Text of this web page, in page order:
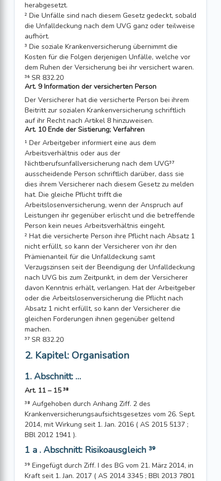
herabgesetzt.
² Die Unfälle sind nach diesem Gesetz gedeckt, sobald
die Unfalldeckung nach dem UVG ganz oder teilweise
aufhört.
³ Die soziale Krankenversicherung übernimmt die
Kosten für die Folgen derjenigen Unfälle, welche vor
dem Ruhen der Versicherung bei ihr versichert waren.
³⁶ SR 832.20
Art. 9 Information der versicherten Person
Der Versicherer hat die versicherte Person bei ihrem
Beitritt zur sozialen Krankenversicherung schriftlich
auf ihr Recht nach Artikel 8 hinzuweisen.
Art. 10 Ende der Sistierung; Verfahren
¹ Der Arbeitgeber informiert eine aus dem
Arbeitsverhältnis oder aus der
Nichtberufsunfallversicherung nach dem UVG³⁷
ausscheidende Person schriftlich darüber, dass sie
dies ihrem Versicherer nach diesem Gesetz zu melden
hat. Die gleiche Pflicht trifft die
Arbeitslosenversicherung, wenn der Anspruch auf
Leistungen ihr gegenüber erlischt und die betreffende
Person kein neues Arbeitsverhältnis eingeht.
² Hat die versicherte Person ihre Pflicht nach Absatz 1
nicht erfüllt, so kann der Versicherer von ihr den
Prämienanteil für die Unfalldeckung samt
Verzugszinsen seit der Beendigung der Unfalldeckung
nach UVG bis zum Zeitpunkt, in dem der Versicherer
davon Kenntnis erhält, verlangen. Hat der Arbeitgeber
oder die Arbeitslosenversicherung die Pflicht nach
Absatz 1 nicht erfüllt, so kann der Versicherer die
gleichen Forderungen ihnen gegenüber geltend
machen.
³⁷ SR 832.20
2. Kapitel: Organisation
1. Abschnitt: …
Art. 11 – 15 ³⁸
³⁸ Aufgehoben durch Anhang Ziff. 2 des
Krankenversicherungsaufsichtsgesetzes vom 26. Sept.
2014, mit Wirkung seit 1. Jan. 2016 ( AS 2015 5137 ;
BBl 2012 1941 ).
1 a . Abschnitt: Risikoausgleich ³⁹
³⁹ Eingefügt durch Ziff. I des BG vom 21. März 2014, in
Kraft seit 1. Jan. 2017 ( AS 2014 3345 ; BBl 2013 7801